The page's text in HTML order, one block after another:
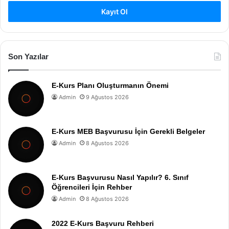
Kayıt Ol
Son Yazılar
E-Kurs Planı Oluşturmanın Önemi
Admin 9 Ağustos 2026
E-Kurs MEB Başvurusu İçin Gerekli Belgeler
Admin 8 Ağustos 2026
E-Kurs Başvurusu Nasıl Yapılır? 6. Sınıf
Öğrencileri İçin Rehber
Admin 8 Ağustos 2026
2022 E-Kurs Başvuru Rehberi